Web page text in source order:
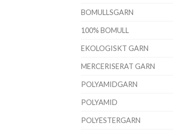
BOMULLSGARN
100% BOMULL
EKOLOGISKT GARN
MERCERISERAT GARN
POLYAMIDGARN
POLYAMID
POLYESTERGARN